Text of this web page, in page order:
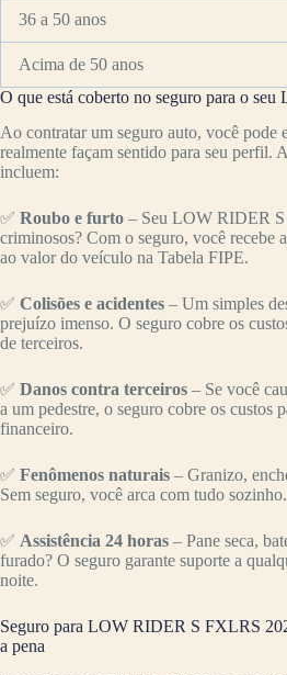
36 a 50 anos
Acima de 50 anos
O que está coberto no seguro para o
Ao contratar um seguro auto, você pode
realmente façam sentido para seu perfil.
incluem:
✅ Roubo e furto – Seu LOW RIDER
criminosos? Com o seguro, você recebe
ao valor do veículo na Tabela FIPE.
✅ Colisões e acidentes – Um simples
prejuízo imenso. O seguro cobre os
de terceiros.
✅ Danos contra terceiros – Se você
a um pedestre, o seguro cobre os custos
financeiro.
✅ Fenômenos naturais – Granizo,
Sem seguro, você arca com tudo sozinho.
✅ Assistência 24 horas – Pane seca,
furado? O seguro garante suporte a
noite.
Seguro para LOW RIDER S FXLRS
a pena